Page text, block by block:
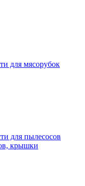
для мясорубок
для пылесосов
крышки